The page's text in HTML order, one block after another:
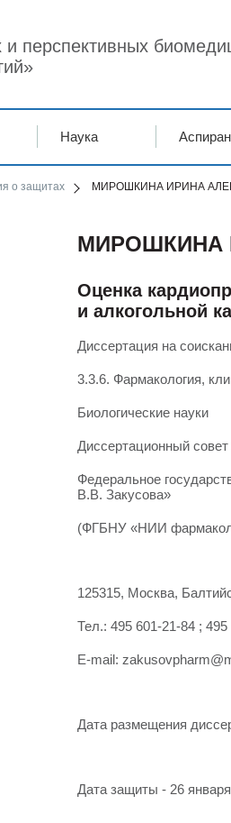
перспективных
Наука
о защитах МИРОШКИНА ИРИНА
МИРОШКИНА
Оценка
и алкогольной
Диссертация на
3.3.6. Фармакология,
Биологические науки
Диссертационный совет
Федеральное
В.В. Закусова»
(ФГБНУ «НИИ
125315, Москва,
Тел.: 495 601-21-84 ;
E-mail:
Дата размещения
Дата защиты - 26 января